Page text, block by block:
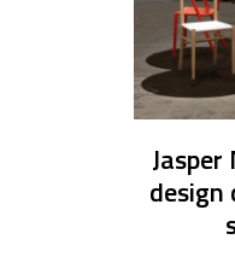
design